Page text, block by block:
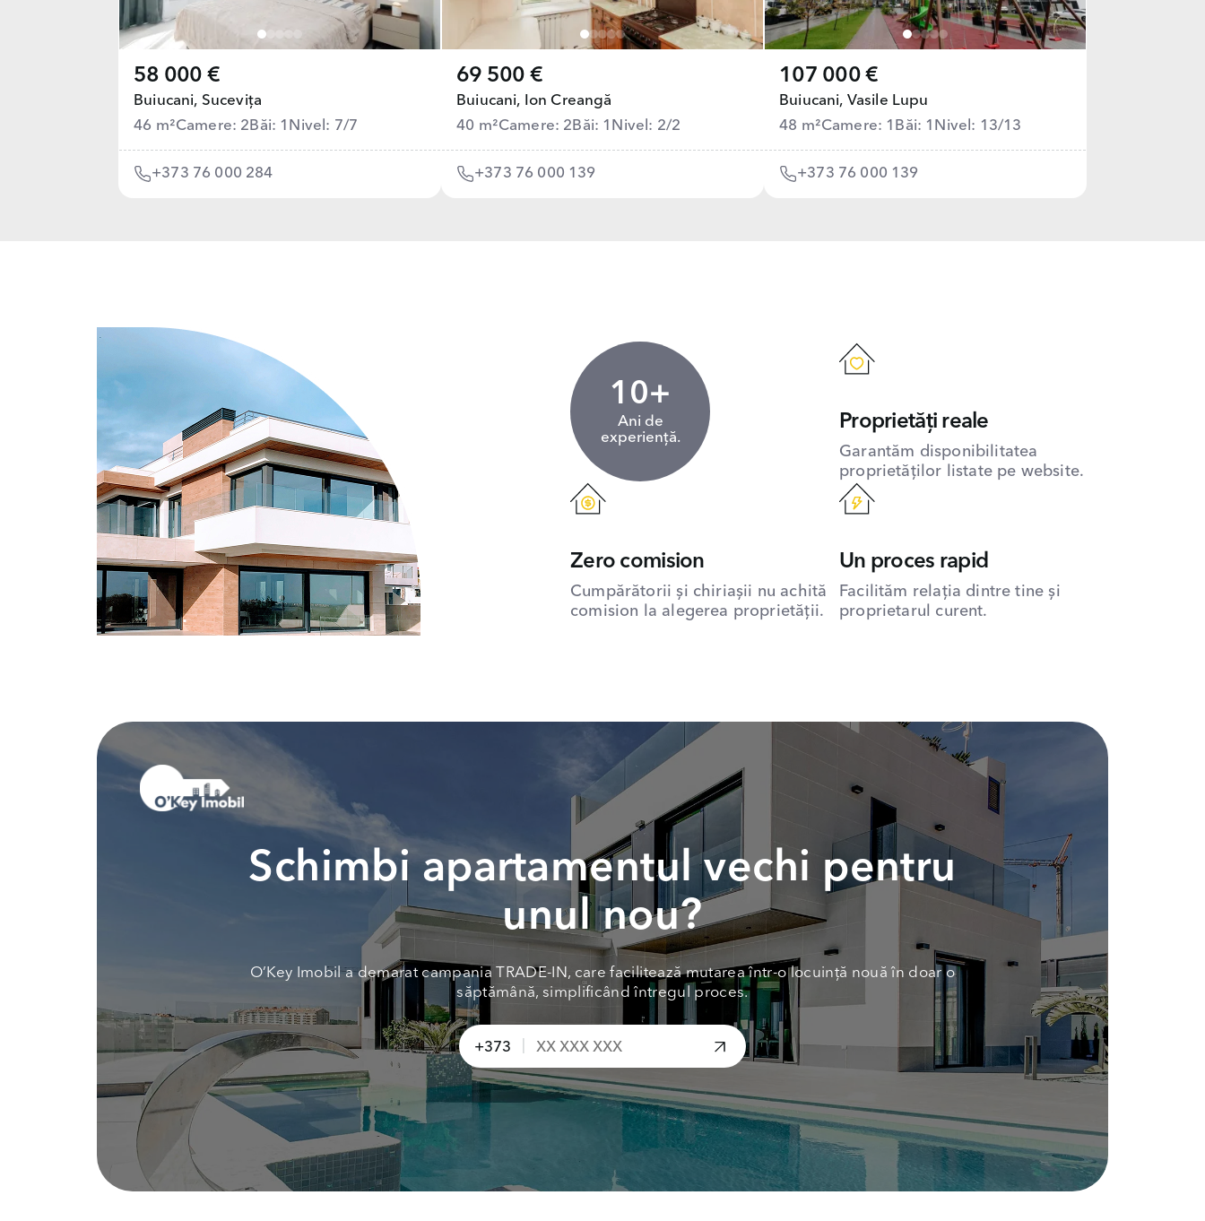
58 000 €
Buiucani, Sucevița
46 m²Camere: 2 Băi: 1 Nivel: 7/7
+373 76 000 284
69 500 €
Buiucani, Ion Creangă
40 m²Camere: 2 Băi: 1 Nivel: 2/2
+373 76 000 139
107 000 €
Buiucani, Vasile Lupu
48 m²Camere: 1 Băi: 1 Nivel: 13/13
+373 76 000 139
10+
Ani de
experiență.
Proprietăți reale
Garantăm disponibilitatea
proprietăților listate pe website.
Zero comision
Cumpărătorii și chiriașii nu achită
comision la alegerea proprietății.
Un proces rapid
Facilităm relația dintre tine și
proprietarul curent.
Schimbi apartamentul vechi pentru
unul nou?
O’Key Imobil a demarat campania TRADE-IN, care facilitează mutarea într-o locuință nouă în doar o
săptămână, simplificând întregul proces.
+373